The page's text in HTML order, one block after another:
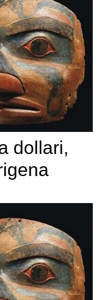
dollari,